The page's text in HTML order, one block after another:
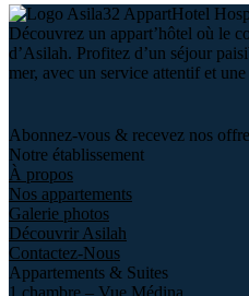
Découvrez un appart’hôtel où le
d’Asilah. Profitez d’un séjour
mer, avec un service attentif et
Abonnez-vous & recevez nos
Notre établissement
À propos
Nos appartements
Galerie photos
Découvrir Asilah
Contactez-Nous
Appartements & Suites